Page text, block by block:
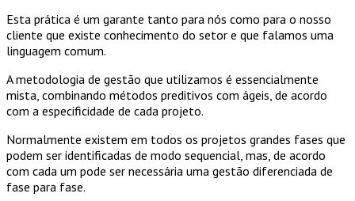
Esta prática é um garante tanto para nós como para o nosso
cliente que existe conhecimento do setor e que falamos uma
linguagem comum.
A metodologia de gestão que utilizamos é essencialmente
mista, combinando métodos preditivos com ágeis, de acordo
com a especificidade de cada projeto.
Normalmente existem em todos os projetos grandes fases que
podem ser identificadas de modo sequencial, mas, de acordo
com cada um pode ser necessária uma gestão diferenciada de
fase para fase.